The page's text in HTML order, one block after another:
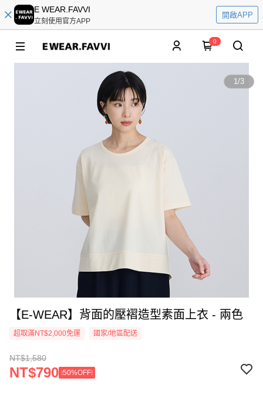
E WEAR.FAVVI
立刻使用官方APP
開啟APP
0
1/3
【E-WEAR】背面的壓褶造型素面上衣 - 兩色
超取滿NT$2,000免運 國家/地區配送
NT$1,580
NT$790 ❕50%OFF❕